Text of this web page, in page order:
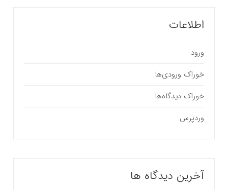
اطلاعات
ورود
خوراک ورودی‌ها
خوراک دیدگاه‌ها
وردپرس
آخرین دیدگاه ها